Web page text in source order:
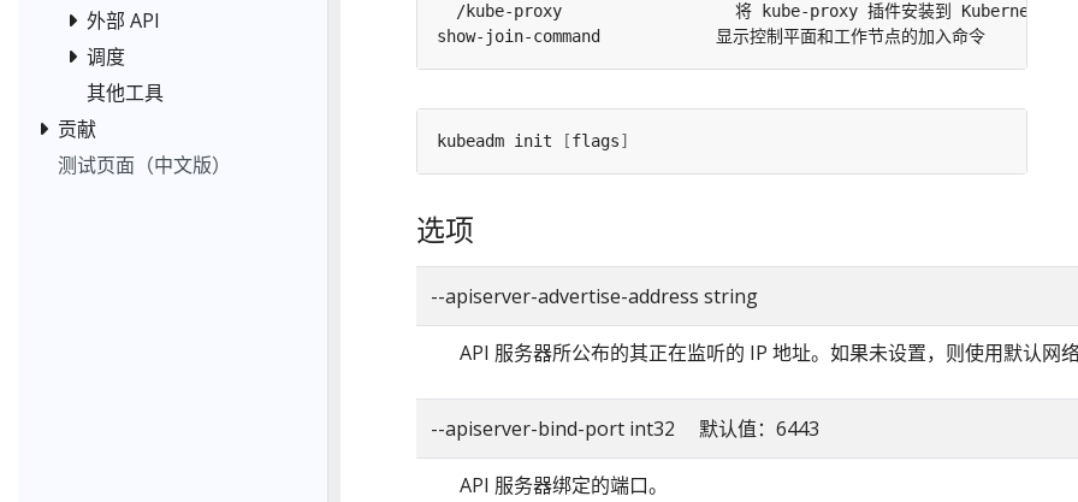
外部 API
调度
其他工具
贡献
测试页面（中文版）
show-join-command            显示控制平面和工作节点的加入命令
kubeadm init [flags]
选项
--apiserver-advertise-address string
API 服务器所公布的其正在监听的 IP 地址。如果未设置，则使用默认网
--apiserver-bind-port int32 默认值：6443
API 服务器绑定的端口。